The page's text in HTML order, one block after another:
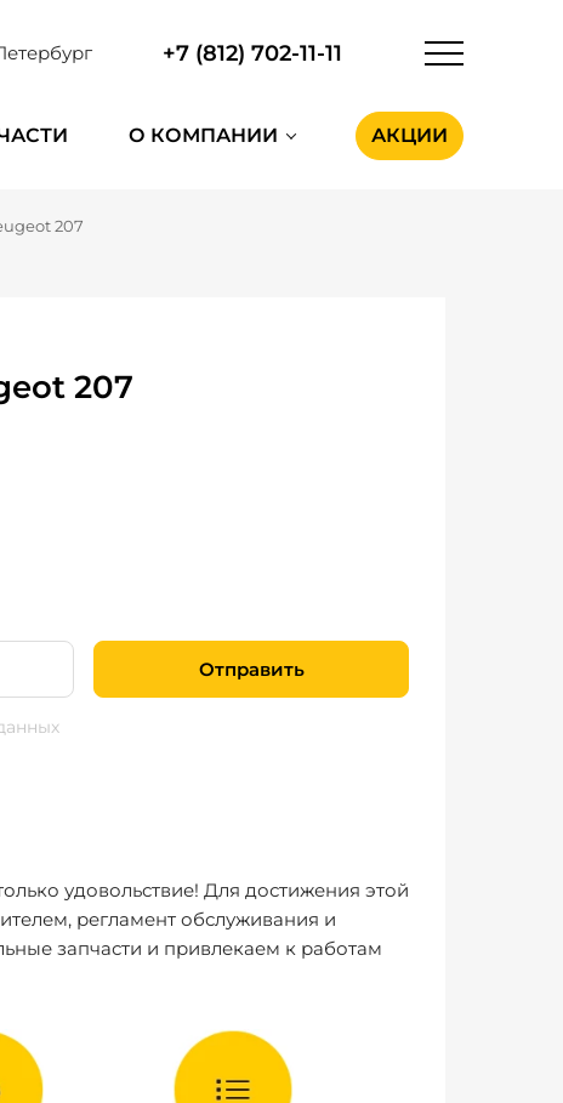
+7 (812) 702-11-11
О КОМПАНИИ АКЦИИ
207
207
Отправить
удовольствие! Для достижения этой
регламент обслуживания и
запчасти и привлекаем к работам